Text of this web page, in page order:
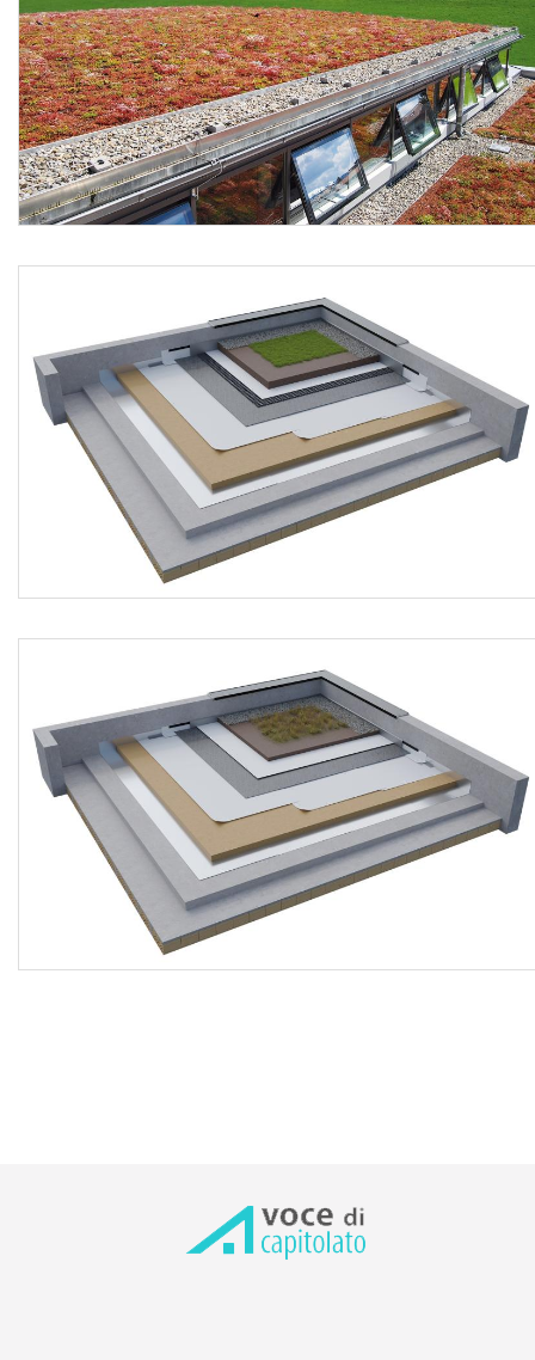
ad L paraghiaia KLAV 60-80 in alluminio con altezza
variabile secondo lo spessore di terra/ghiaia e apposita
foratura sul lato verticale per il corretto deflusso dell’acqua
(323 fori 30 x 3 per ogni elemento), substrato di
vegetazione per coltivazione estensiva (spessore
compattato pari a circa 80 mm) prodotto con mattoni
d'argilla riciclati (residui di produzione) arricchito con
terriccio di composte fibre (caratteristiche in conformità alle
strutturalmente stabile, inverdimento pensile con
piantumazione di Talee di Sedum min. 4 specie diverse
(80-100 g/m²), pozzetto d’ispezione KSA 400 in alluminio
(dimensioni 400 x 400 x 80 (H) mm) installato per rendere
accessibile gli scarichi, con piastra di base, corpo laterale
e coperchio con fessurazioni di 3/3,2 mm per il drenaggio
dell’acqua superficiale, incluse le aperture per la
connessione di tubi drenanti.
Il sistema deve avere le seguenti caratteristiche tecniche e
prestazionali peculiari:
> membrana impermeabile T-PE Plan FM 1.5
spessore: 1,5 mm - DIN EN 1849-2;
massa areica: 1490 g/m² - DIN EN 1849-2;
tenuta all’acqua: 400 kPa/24h (impermeabile) - DIN EN
1928 (Metodo B);
esposizione al fuoco dall’esterno: classificazione Broof (t1)
- DIN EN 13501-5
reazione al fuoco: Classe E - EN 13501-1;
resistenza alla grandine: substrato rigido ≥ 25 m/s,
substrato morbido ≥ 38 m/s - DIN EN 13583;
resistenza al distacco delle giunzioni: ≥ 500 N/50 mm -
DIN EN 12316-2;
resistenza al carico statico: ≥ 20 kg (Metodo A), ≥ 20 kg
(Metodo B) - DIN EN 12730;
resistenza alla lacerazione: ≥ 200 N - DIN EN 12310-2;